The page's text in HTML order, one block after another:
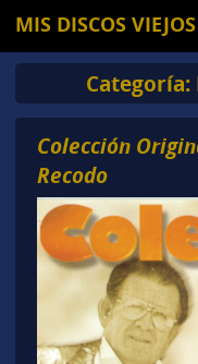
MIS DISCOS VIEJOS
Categoría:
Colección
Recodo